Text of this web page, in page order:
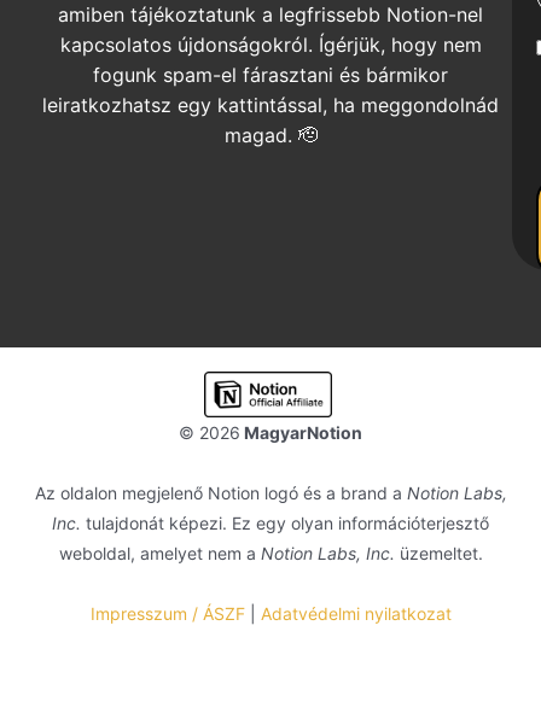
amiben tájékoztatunk a legfrissebb Notion-nel
kapcsolatos újdonságokról. Ígérjük, hogy nem
fogunk spam-el fárasztani és bármikor
leiratkozhatsz egy kattintással, ha meggondolnád
magad. 🫡
© 2026 MagyarNotion
Az oldalon megjelenő Notion logó és a brand a Notion Labs,
Inc. tulajdonát képezi. Ez egy olyan információterjesztő
weboldal, amelyet nem a Notion Labs, Inc. üzemeltet.
Impresszum / ÁSZF| Adatvédelmi nyilatkozat